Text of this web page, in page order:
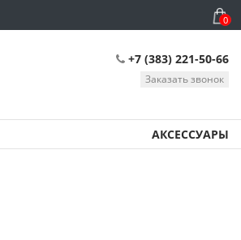
0
+7 (383) 221-50-66
Заказать звонок
АКСЕССУАРЫ